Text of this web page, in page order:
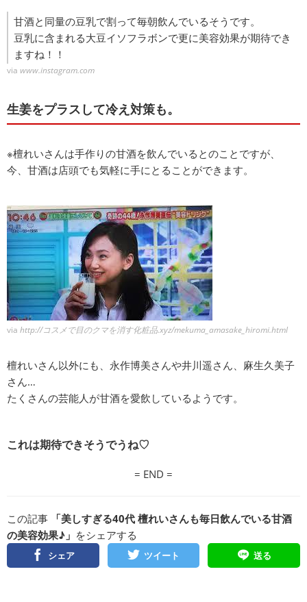
甘酒と同量の豆乳で割って毎朝飲んでいるそうです。
豆乳に含まれる大豆イソフラボンで更に美容効果が期待でき
ますね！！
via www.instagram.com
生姜をプラスして冷え対策も。
※檀れいさんは手作りの甘酒を飲んでいるとのことですが、
今、甘酒は店頭でも気軽に手にとることができます。
via http://コスメで目のクマを消す化粧品.xyz/mekuma_amasake_hiromi.html
檀れいさん以外にも、永作博美さんや井川遥さん、麻生久美子
さん…
たくさんの芸能人が甘酒を愛飲しているようです。
これは期待できそうでうね♡
= END =
この記事
「美しすぎる40代 檀れいさんも毎日飲んでいる甘酒
の美容効果♪」 をシェアする
シェア ツイート 送る